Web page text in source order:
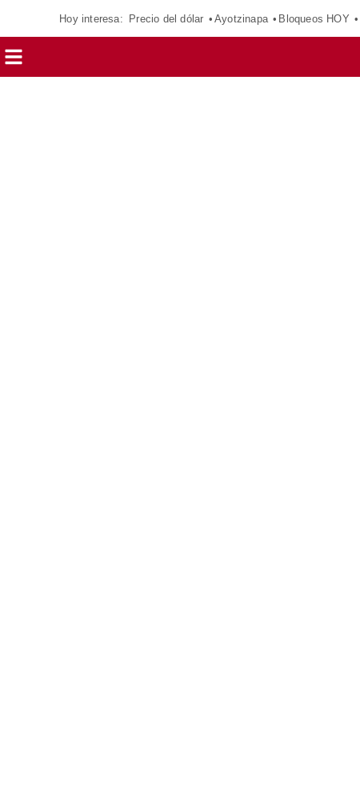
Hoy interesa: Precio del dólar Ayotzinapa Bloqueos HOY